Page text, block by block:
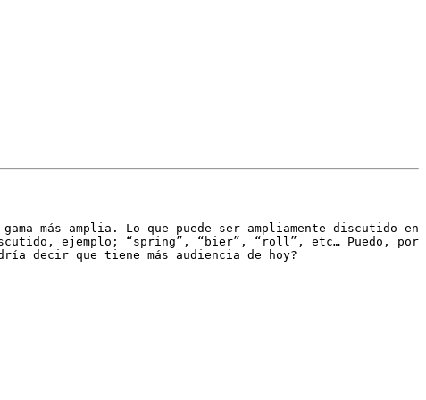
más amplia. Lo que puede ser ampliamente discutido en
ejemplo; “spring”, “bier”, “roll”, etc… Puedo, por
decir que tiene más audiencia de hoy?